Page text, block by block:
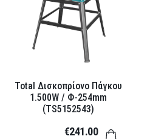
Total Δισκοπρίονο Πάγκου
1.500W / Φ-254mm
(TS5152543)
€241.00